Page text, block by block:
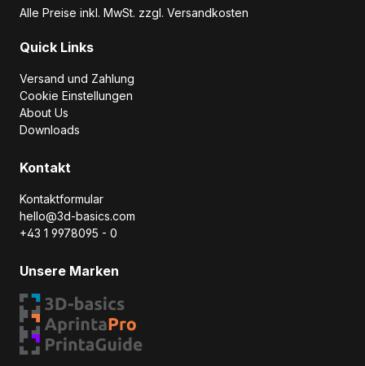
Alle Preise inkl. MwSt. zzgl. Versandkosten
Quick Links
Versand und Zahlung
Cookie Einstellungen
About Us
Downloads
Kontakt
Kontaktformular
hello@3d-basics.com
+43 1 9978095 - 0
Unsere Marken